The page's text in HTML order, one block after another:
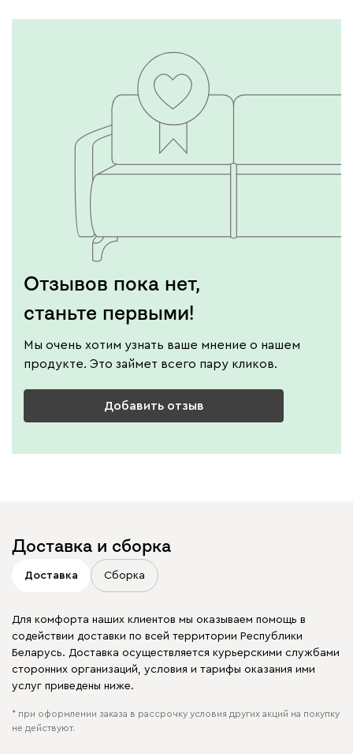
Отзывов пока нет,
станьте первыми!
Мы очень хотим узнать ваше мнение о нашем
продукте. Это займет всего пару кликов.
Добавить отзыв
Доставка и сборка
Доставка Сборка
Для комфорта наших клиентов мы оказываем помощь в
содействии доставки по всей территории Республики
Беларусь. Доставка осуществляется курьерскими службами
сторонних организаций, условия и тарифы оказания ими
услуг приведены ниже.
* при оформлении заказа в рассрочку условия других акций на покупку
не действуют.